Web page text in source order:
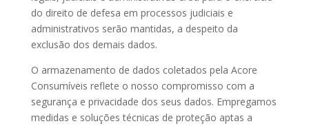
do direito de defesa em processos judiciais e
administrativos serão mantidas, a despeito da
exclusão dos demais dados.
O armazenamento de dados coletados pela Acore
Consumíveis reflete o nosso compromisso com a
segurança e privacidade dos seus dados. Empregamos
medidas e soluções técnicas de proteção aptas a